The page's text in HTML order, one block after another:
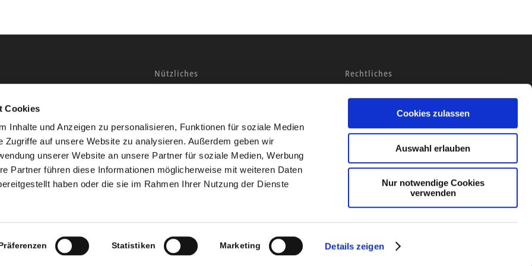
Cookies
Inhalte und Anzeigen zu personalisieren, Funktionen für soziale Medien
Zugriffe auf unsere Website zu analysieren. Außerdem geben wir
unserer Website an unsere Partner für soziale Medien, Werbung
Partner führen diese Informationen möglicherweise mit weiteren Daten
haben oder die sie im Rahmen Ihrer Nutzung der Dienste
Statistiken Marketing Details zeigen
Cookies zulassen
Auswahl erlauben
Nur notwendige Cookies
verwenden
– 5 49 08 72-0
– 5 49 08 72-99
Nützliches
Seminarkalender
Rechtliches
Datenschutz